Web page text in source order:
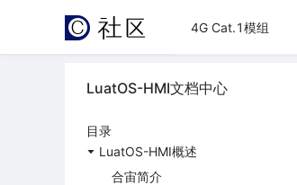
4G Cat.1模组
LuatOS-HMI文档中心
目录
LuatOS-HMI概述
合宙简介